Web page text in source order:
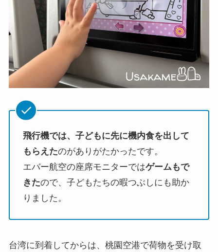
飛行機では、子どもに先に機内食を出して
もらえたのがありがたかったです。
エバー航空の座席モニターではゲームもで
きたので、子どもたちの暇つぶしにも助か
りました。
台湾に到着してからは、桃園空港で荷物を受け取